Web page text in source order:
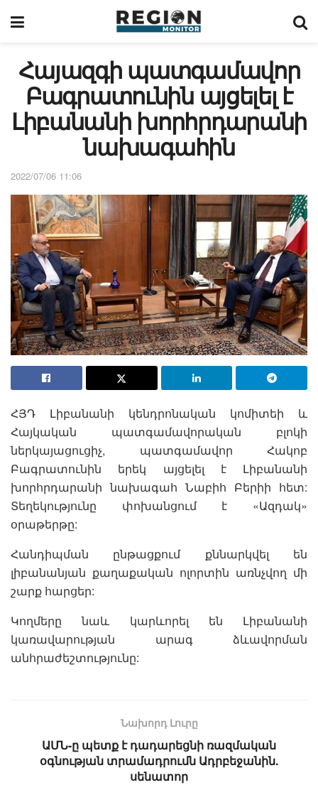
Հայազգի պատգամավոր
Բագրատունին այցելել է
Լիբանանի խորհրդարանի
նախագահին
2022/07/06 11:06
ՀՅԴ Լիբանանի կենդրոնական կոմիտեի և
Հայկական պատգամավորական բլոկի
ներկայացուցիչ, պատգամավոր Հակոբ
Բագրատունին երեկ այցելել է Լիբանանի
խորհրդարանի նախագահ Նաբիհ Բերիի հետ:
Տեղեկությունը փոխանցում է «Ազդակ»
օրաթերթը:
Հանդիպման ընթացքում քննարկվել են
լիբանանյան քաղաքական ոլորտին առնչվող մի
շարք հարցեր:
Կողմերը նաև կարևորել են Լիբանանի
կառավարության արագ ձևավորման
անհրաժեշտությունը:
Նախորդ Լուրը
ԱՄՆ-ը պետք է դադարեցնի ռազմական
օգնության տրամադրումն Ադրբեջանին.
սենատոր